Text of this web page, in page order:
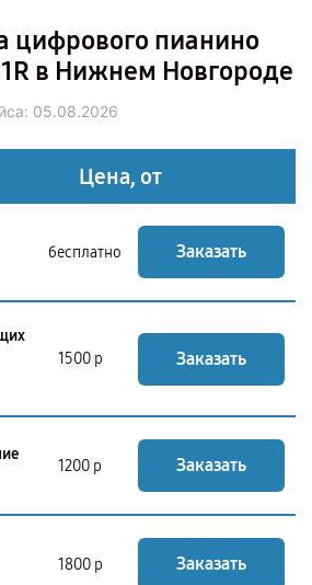
цифрового пианино
в Нижнем Новгороде
05.08.2026
Цена, от
бесплатно Заказать
1500 р Заказать
1200 р Заказать
1800 р Заказать